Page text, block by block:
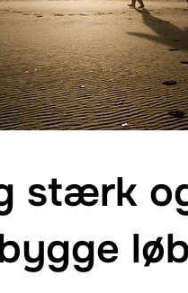
stærk